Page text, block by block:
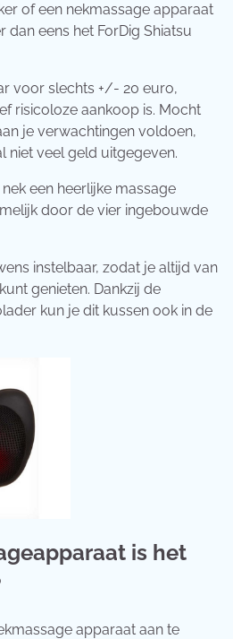
of een nekmassage apparaat
dan eens het ForDig Shiatsu
voor slechts +/- 20 euro,
risicoloze aankoop is. Mocht
je verwachtingen voldoen,
niet veel geld uitgegeven.
een heerlijke massage
door de vier ingebouwde
instelbaar, zodat je altijd van
genieten. Dankzij de
kun je dit kussen ook in de
is het
apparaat aan te